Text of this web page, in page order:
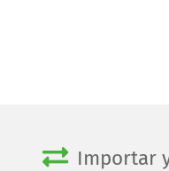
Importar